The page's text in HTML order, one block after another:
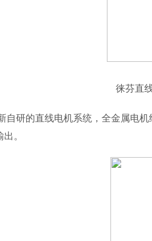
徕芬直
自研的直线电机系统，全金属电
。